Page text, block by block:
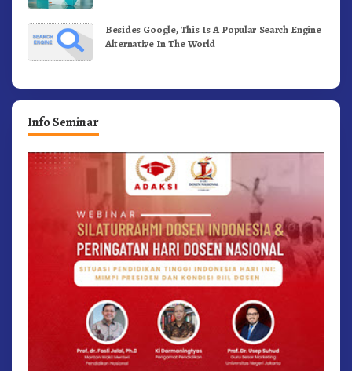
Besides Google, This Is A Popular Search Engine
Alternative In The World
Info Seminar